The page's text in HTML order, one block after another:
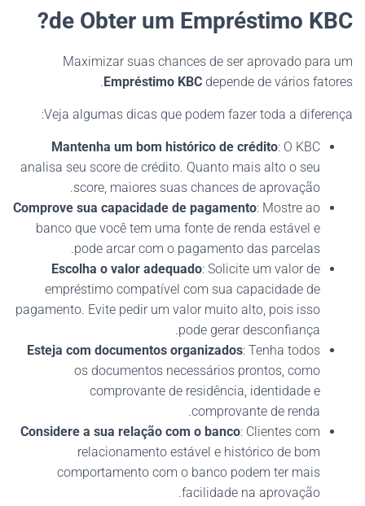
de Obter um Empréstimo KBC?
Maximizar suas chances de ser aprovado para um
Empréstimo KBC depende de vários fatores.
Veja algumas dicas que podem fazer toda a diferença:
Mantenha um bom histórico de crédito: O KBC
analisa seu score de crédito. Quanto mais alto o seu
score, maiores suas chances de aprovação.
Comprove sua capacidade de pagamento: Mostre ao
banco que você tem uma fonte de renda estável e
pode arcar com o pagamento das parcelas.
Escolha o valor adequado: Solicite um valor de
empréstimo compatível com sua capacidade de
pagamento. Evite pedir um valor muito alto, pois isso
pode gerar desconfiança.
Esteja com documentos organizados: Tenha todos
os documentos necessários prontos, como
comprovante de residência, identidade e
comprovante de renda.
Considere a sua relação com o banco: Clientes com
relacionamento estável e histórico de bom
comportamento com o banco podem ter mais
facilidade na aprovação.